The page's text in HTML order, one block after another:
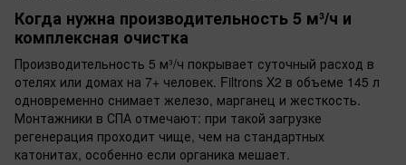
Когда нужна производительность 5 м³/ч и
комплексная очистка
Производительность 5 м³/ч покрывает суточный расход в
отелях или домах на 7+ человек. Filtrons X2 в объеме 145 л
одновременно снимает железо, марганец и жесткость.
Монтажники в СПА отмечают: при такой загрузке
регенерация проходит чище, чем на стандартных
катонитах, особенно если органика мешает.